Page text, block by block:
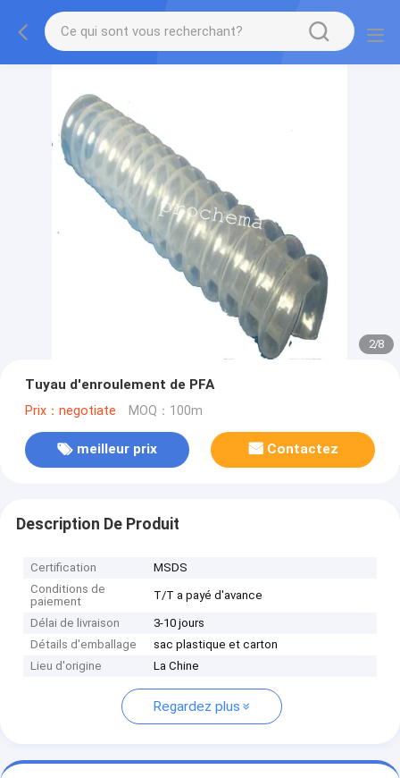
2/8
Tuyau d'enroulement de PFA
Prix：negotiate MOQ：100m
meilleur prix Contactez
Description De Produit
Certification
MSDS
Conditions de
paiement
T/T a payé d'avance
Délai de livraison
3-10 jours
Détails d'emballage
sac plastique et carton
Lieu d'origine
La Chine
Regardez plus